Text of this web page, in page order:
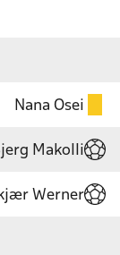
Nana Osei
Makolli
Werner